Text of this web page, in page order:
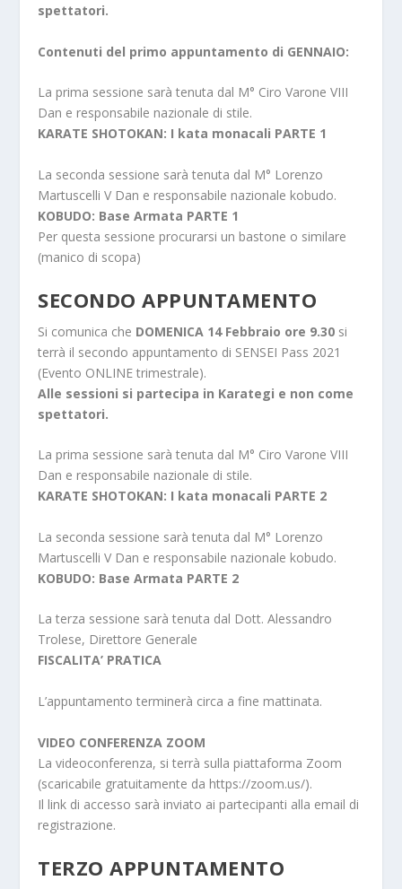
spettatori.
Contenuti del primo appuntamento di GENNAIO:
La prima sessione sarà tenuta dal M° Ciro Varone VIII
Dan e responsabile nazionale di stile.
KARATE SHOTOKAN: I kata monacali PARTE 1
La seconda sessione sarà tenuta dal M° Lorenzo
Martuscelli V Dan e responsabile nazionale kobudo.
KOBUDO: Base Armata PARTE 1
Per questa sessione procurarsi un bastone o similare
(manico di scopa)
SECONDO APPUNTAMENTO
Si comunica che DOMENICA 14 Febbraio ore 9.30 si
terrà il secondo appuntamento di SENSEI Pass 2021
(Evento ONLINE trimestrale).
Alle sessioni si partecipa in Karategi e non come
spettatori.
La prima sessione sarà tenuta dal M° Ciro Varone VIII
Dan e responsabile nazionale di stile.
KARATE SHOTOKAN: I kata monacali PARTE 2
La seconda sessione sarà tenuta dal M° Lorenzo
Martuscelli V Dan e responsabile nazionale kobudo.
KOBUDO: Base Armata PARTE 2
La terza sessione sarà tenuta dal Dott. Alessandro
Trolese, Direttore Generale
FISCALITA’ PRATICA
L’appuntamento terminerà circa a fine mattinata.
VIDEO CONFERENZA ZOOM
La videoconferenza, si terrà sulla piattaforma Zoom
(scaricabile gratuitamente da https://zoom.us/).
Il link di accesso sarà inviato ai partecipanti alla email di
registrazione.
TERZO APPUNTAMENTO